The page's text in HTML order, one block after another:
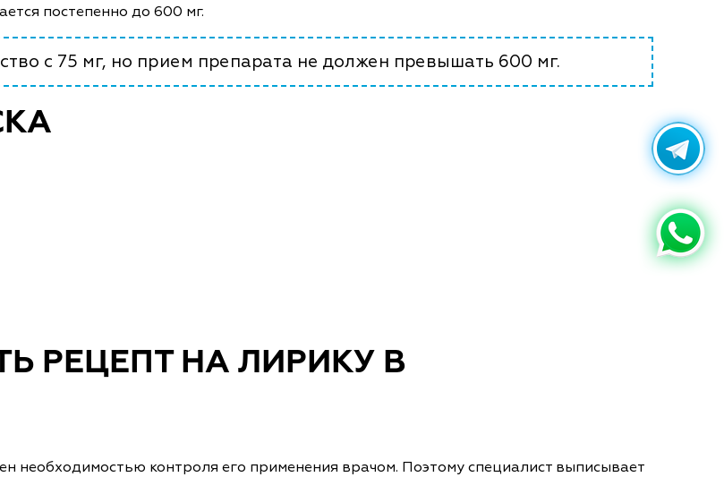
постепенно до 600 мг.
с 75 мг, но прием препарата не должен превышать 600 мг.
РЕЦЕПТ НА ЛИРИКУ В
необходимостью контроля его применения врачом. Поэтому специалист выписывает